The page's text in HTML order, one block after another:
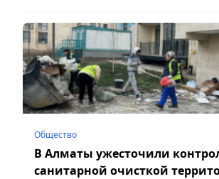
Общество
В Алматы ужесточили
санитарной очисткой